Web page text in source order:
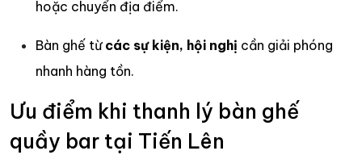
hoặc chuyển địa điểm.
Bàn ghế từ các sự kiện, hội nghị cần giải phóng
nhanh hàng tồn.
Ưu điểm khi thanh lý bàn ghế
quầy bar tại Tiến Lên